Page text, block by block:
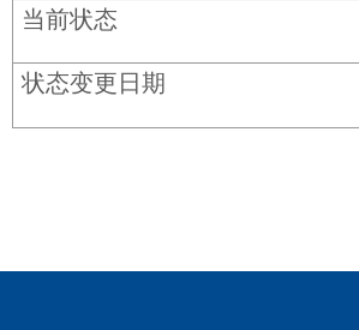
当前状态
状态变更日期